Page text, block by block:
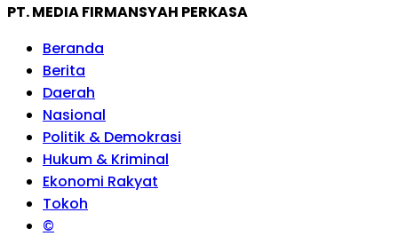
PT. MEDIA FIRMANSYAH PERKASA
Beranda
Berita
Daerah
Nasional
Politik & Demokrasi
Hukum & Kriminal
Ekonomi Rakyat
Tokoh
©